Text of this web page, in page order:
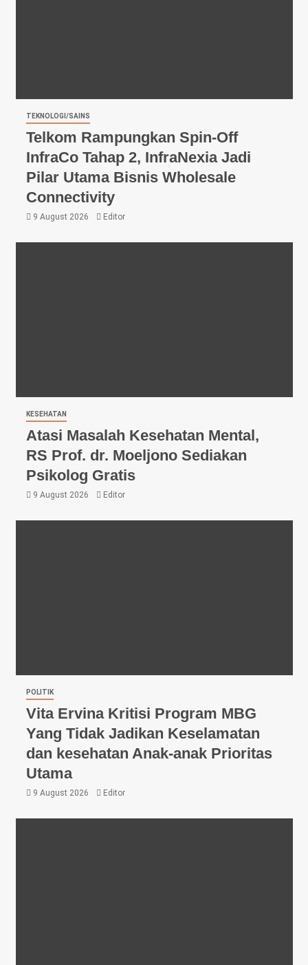
TEKNOLOGI/SAINS
Telkom Rampungkan Spin-Off
InfraCo Tahap 2, InfraNexia Jadi
Pilar Utama Bisnis Wholesale
Connectivity
9 August 2026 Editor
KESEHATAN
Atasi Masalah Kesehatan Mental,
RS Prof. dr. Moeljono Sediakan
Psikolog Gratis
9 August 2026 Editor
POLITIK
Vita Ervina Kritisi Program MBG
Yang Tidak Jadikan Keselamatan
dan kesehatan Anak-anak Prioritas
Utama
9 August 2026 Editor